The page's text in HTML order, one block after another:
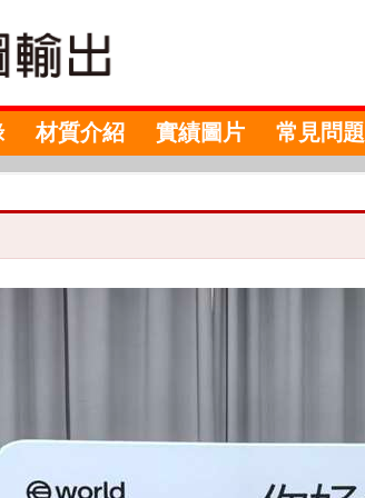
材質介紹 實績圖片 常見問題